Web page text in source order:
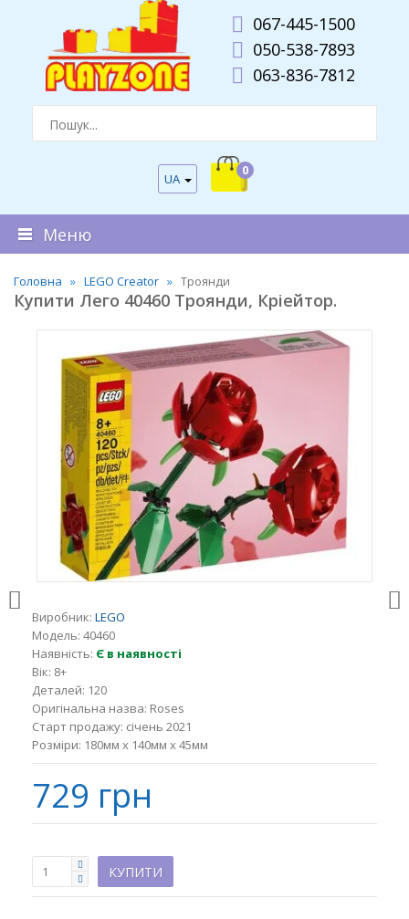
067-445-1500
050-538-7893
063-836-7812
UA
0
Меню
Головна LEGO Creator Троянди
Купити Лего 40460 Троянди, Кріейтор.
Виробник: LEGO
Модель: 40460
Наявність: Є в наявності
Вік: 8+
Деталей: 120
Оригінальна назва: Roses
Старт продажу: січень 2021
Розміри: 180мм x 140мм x 45мм
729 грн